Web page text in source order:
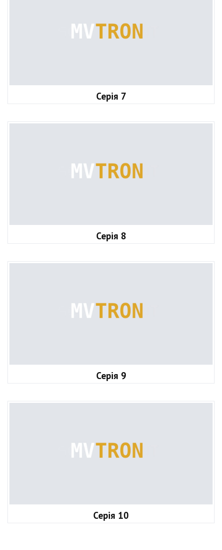
Серія 7
Серія 8
Серія 9
Серія 10